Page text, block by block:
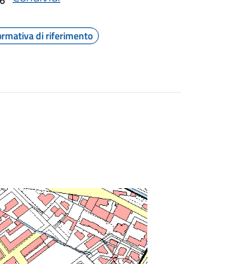
di riferimento